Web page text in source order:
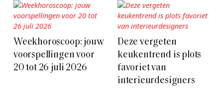
Weekhoroscoop: jouw
voorspellingen voor
20 tot 26 juli 2026
Deze vergeten
keukentrend is plots
favoriet van
interieurdesigners